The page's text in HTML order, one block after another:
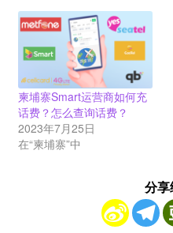
柬埔寨Smart运营商如何充
话费？怎么查询话费？
2023年7月25日
在“柬埔寨”中
分